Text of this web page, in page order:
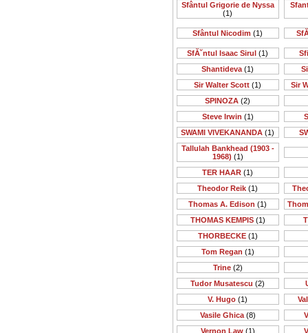
Sfântul Grigorie de Nyssa
(1)
Sfântul Nicodim (1)
SfĂ˘ntul Isaac Sirul (1)
Shantideva (1)
Sir Walter Scott (1)
Sir
SPINOZA (2)
Steve Irwin (1)
SWAMI VIVEKANANDA (1)
Tallulah Bankhead (1903 -
1968) (1)
TER HAAR (1)
Theodor Reik (1)
Thomas A. Edison (1)
THOMAS KEMPIS(1)
THORBECKE(1)
Tom Regan (1)
Trine(2)
Tudor Musatescu (2)
V. Hugo (1)
Vasile Ghica(8)
Vernon Law(1)